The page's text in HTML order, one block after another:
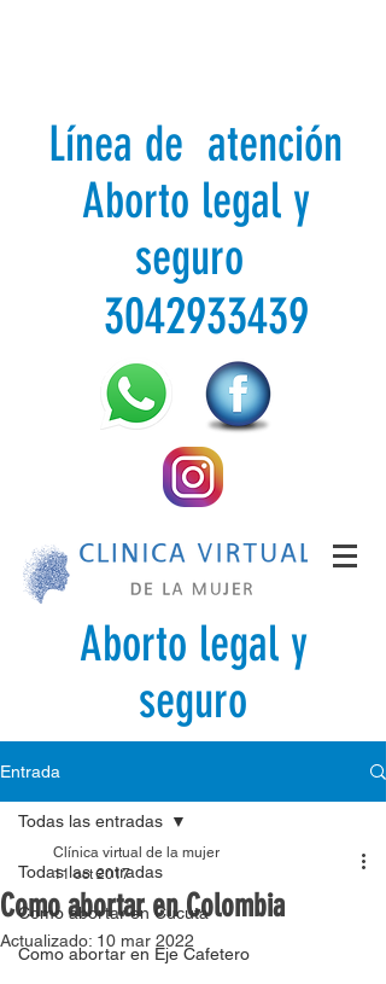
Línea de atención
Aborto legal y
seguro
3042933439
Aborto legal y
seguro
Entrada
Todas las entradas
Como abortar en Cucuta
Como abortar en Eje Cafetero
Todas las entradas
Como abortar en Colombia
Clínica virtual de la mujer
11 oct 2017
Actualizado: 10 mar 2022